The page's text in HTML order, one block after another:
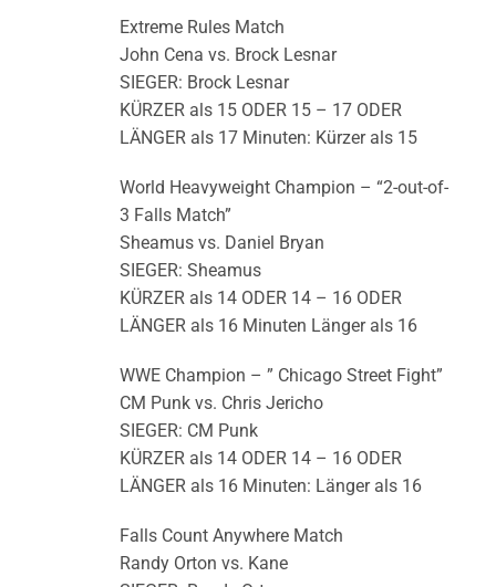
Extreme Rules Match
John Cena vs. Brock Lesnar
SIEGER: Brock Lesnar
KÜRZER als 15 ODER 15 – 17 ODER
LÄNGER als 17 Minuten: Kürzer als 15
World Heavyweight Champion – “2-out-of-
3 Falls Match”
Sheamus vs. Daniel Bryan
SIEGER: Sheamus
KÜRZER als 14 ODER 14 – 16 ODER
LÄNGER als 16 Minuten Länger als 16
WWE Champion – ” Chicago Street Fight”
CM Punk vs. Chris Jericho
SIEGER: CM Punk
KÜRZER als 14 ODER 14 – 16 ODER
LÄNGER als 16 Minuten: Länger als 16
Falls Count Anywhere Match
Randy Orton vs. Kane